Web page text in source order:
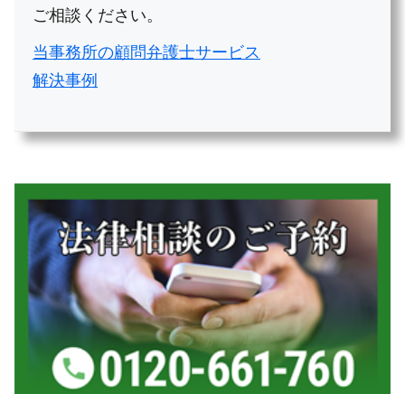
ご相談ください。
当事務所の顧問弁護士サービス
解決事例